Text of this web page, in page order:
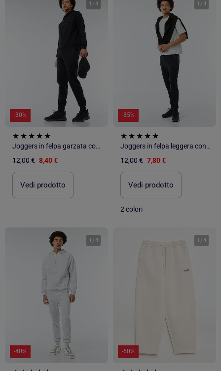
1 /4
-30%
Joggers in felpa garzata con 2 tasche zippate
12,00 € 8,40 €
Vedi prodotto
1 /4
-35%
Joggers in felpa leggera con tasche zippate
12,00 € 7,80 €
Vedi prodotto
2 colori
1 /4
-40%
1 /4
-60%